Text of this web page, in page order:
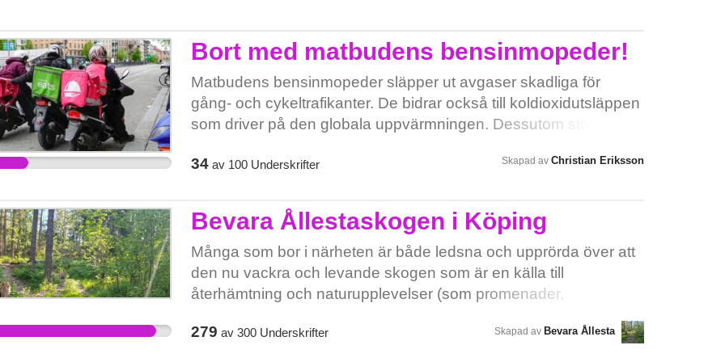
Ylva, Hoshang, Molly
att bygga fler prisvärda ungdomsbostäder kan Uppsala skapa ett
tryggare samhälle där fler människor får möjlighet att bo bra och
utvecklas. Vi unga kan på så sätt känna trygghet i vetskapen om
att det finns boende för oss i framtiden.
Bort med matbudens bensinmopeder!
Matbudens bensinmopeder släpper ut avgaser skadliga för
gång- och cykeltrafikanter. De bidrar också till koldioxidutsläppen
som driver på den globala uppvärmningen. Dessutom stör de
34av 100Underskrifter Skapad av Christian Eriksson
Bevara Ållestaskogen i Köping
Många som bor i närheten är både ledsna och upprörda över att
den nu vackra och levande skogen som är en källa till
återhämtning och naturupplevelser (som promenader,
förvandlas till ett kalhygge. Det finns stora anledningar att vara
279 av 300Underskrifter Skapad av Bevara Ållesta